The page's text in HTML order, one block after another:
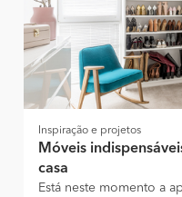
Inspiração e projetos
Móveis
casa
Está neste momento a